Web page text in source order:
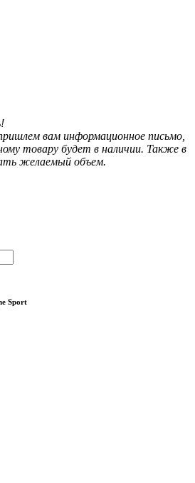
вам информационное письмо,
товару будет в наличии. Также в
желаемый объем.
Sport